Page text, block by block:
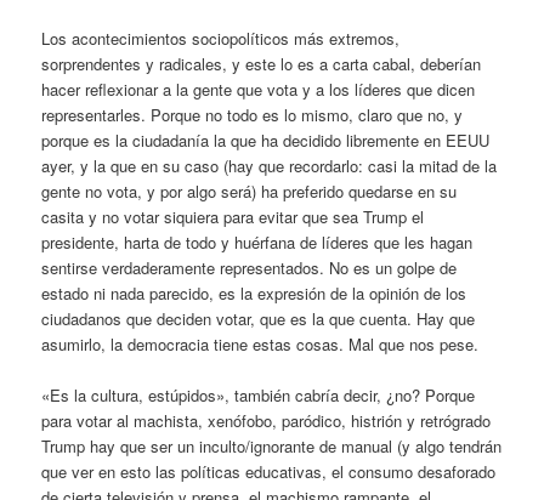
Los acontecimientos sociopolíticos más extremos,
sorprendentes y radicales, y este lo es a carta cabal, deberían
hacer reflexionar a la gente que vota y a los líderes que dicen
representarles. Porque no todo es lo mismo, claro que no, y
porque es la ciudadanía la que ha decidido libremente en EEUU
ayer, y la que en su caso (hay que recordarlo: casi la mitad de la
gente no vota, y por algo será) ha preferido quedarse en su
casita y no votar siquiera para evitar que sea Trump el
presidente, harta de todo y huérfana de líderes que les hagan
sentirse verdaderamente representados. No es un golpe de
estado ni nada parecido, es la expresión de la opinión de los
ciudadanos que deciden votar, que es la que cuenta. Hay que
asumirlo, la democracia tiene estas cosas. Mal que nos pese.
«Es la cultura, estúpidos», también cabría decir, ¿no? Porque
para votar al machista, xenófobo, paródico, histrión y retrógrado
Trump hay que ser un inculto/ignorante de manual (y algo tendrán
que ver en esto las políticas educativas, el consumo desaforado